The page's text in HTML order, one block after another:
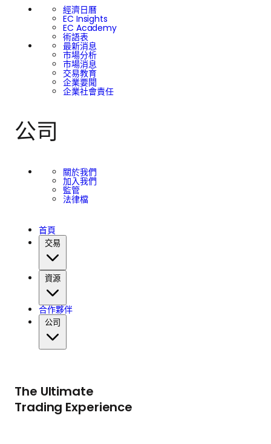
經濟日曆
EC Insights
EC Academy
術語表
最新消息
市場分析
市場消息
交易教育
企業要聞
企業社會責任
公司
關於我們
加入我們
監管
法律檔
首頁
交易
資源
合作夥伴
公司
The Ultimate
Trading Experience